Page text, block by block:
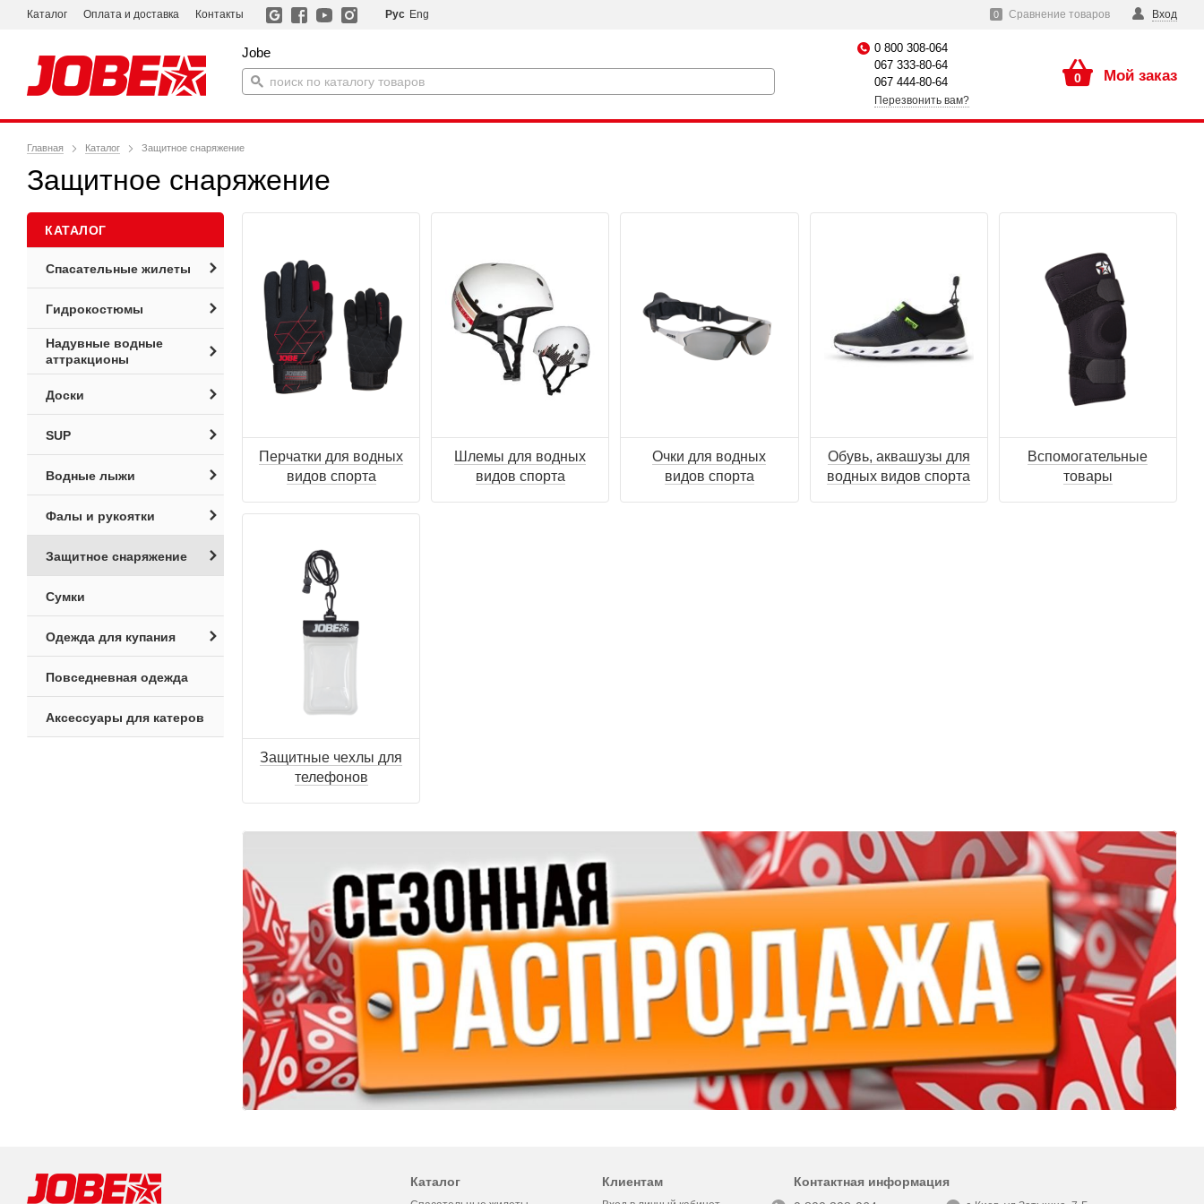
Каталог Оплата и доставка Контакты Вход
0 Сравнение товаров
Рус Eng
Jobe
0 800 308-064
067 333-80-64
067 444-80-64
Перезвонить вам?
0 Мой заказ
Главная Каталог Защитное снаряжение
Защитное снаряжение
Перчатки для водных
видов спорта
Шлемы для водных
видов спорта
Очки для водных
видов спорта
Обувь, аквашузы для
водных видов спорта
Вспомогательные
товары
Защитные чехлы для
телефонов
КАТАЛОГ
Спасательные жилеты
Гидрокостюмы
Надувные водные
аттракционы
Доски
SUP
Водные лыжи
Фалы и рукоятки
Защитное снаряжение
Сумки
Одежда для купания
Повседневная одежда
Аксессуары для катеров
Каталог Клиентам
Контактная информация